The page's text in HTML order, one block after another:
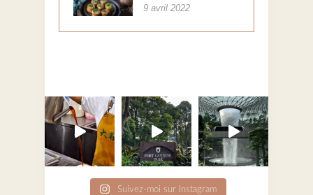
9 avril 2022
Suivez-moi sur Instagram